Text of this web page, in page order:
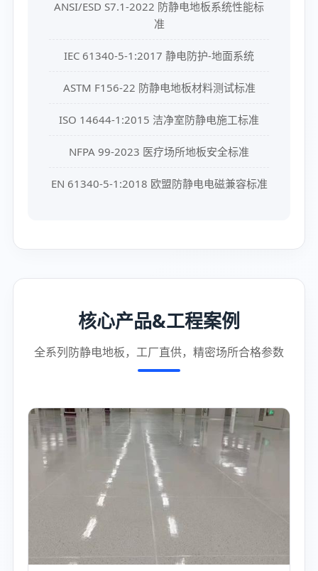
ANSI/ESD S7.1-2022 防静电地板系统性能标
准
IEC 61340-5-1:2017 静电防护-地面系统
ASTM F156-22 防静电地板材料测试标准
ISO 14644-1:2015 洁净室防静电施工标准
NFPA 99-2023 医疗场所地板安全标准
EN 61340-5-1:2018 欧盟防静电电磁兼容标准
核心产品&工程案例
全系列防静电地板，工厂直供，精密场所合格参数